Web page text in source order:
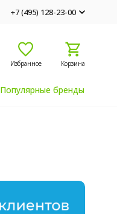
+7 (495) 128-23-00
Избранное Корзина
Популярные бренды